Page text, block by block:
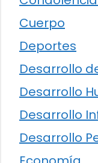
Cuerpo
Deportes
Desarrollo
Desarrollo
Desarrollo
Desarrollo